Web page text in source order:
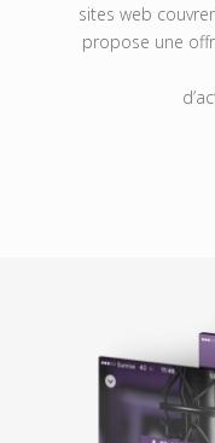
sites web
propose une